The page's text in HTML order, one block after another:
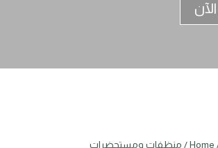
Home
/ منظفات ومستحضرات